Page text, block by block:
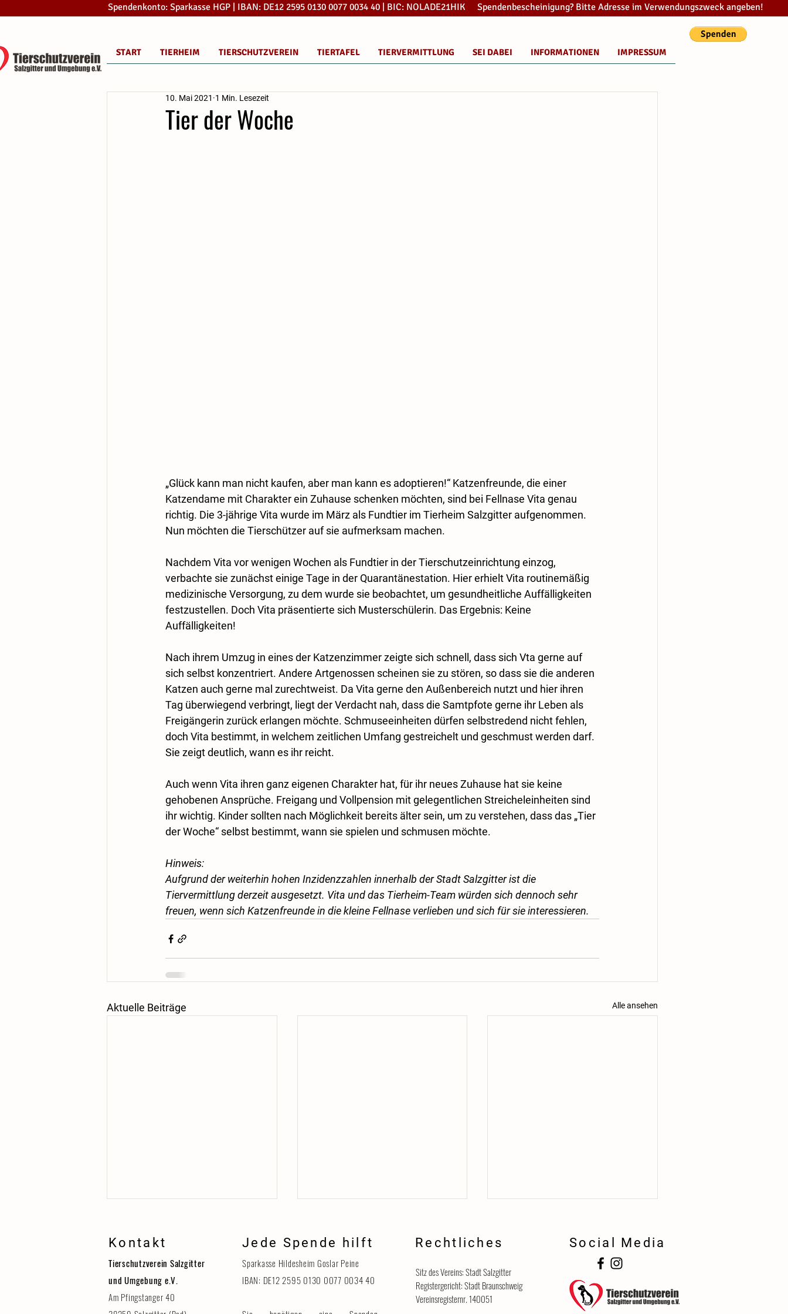
Spendenkonto: Sparkasse HGP | IBAN: DE12 2595 0130 0077 0034 40 | BIC: NOLADE21HIK Spendenbescheinigung? Bitte Adresse im Verwendungszweck angeben!
START TIERHEIM TIERSCHUTZVEREIN TIERTAFEL TIERVERMITTLUNG SEI DABEI INFORMATIONEN IMPRESSUM
Tier der Woche
10. Mai 2021 1 Min. Lesezeit
„Glück kann man nicht kaufen, aber man kann es adoptieren!“ Katzenfreunde, die einer
Katzendame mit Charakter ein Zuhause schenken möchten, sind bei Fellnase Vita genau
richtig. Die 3-jährige Vita wurde im März als Fundtier im Tierheim Salzgitter aufgenommen.
Nun möchten die Tierschützer auf sie aufmerksam machen.
Nachdem Vita vor wenigen Wochen als Fundtier in der Tierschutzeinrichtung einzog,
verbachte sie zunächst einige Tage in der Quarantänestation. Hier erhielt Vita routinemäßig
medizinische Versorgung, zu dem wurde sie beobachtet, um gesundheitliche Auffälligkeiten
festzustellen. Doch Vita präsentierte sich Musterschülerin. Das Ergebnis: Keine
Auffälligkeiten!
Nach ihrem Umzug in eines der Katzenzimmer zeigte sich schnell, dass sich Vta gerne auf
sich selbst konzentriert. Andere Artgenossen scheinen sie zu stören, so dass sie die anderen
Katzen auch gerne mal zurechtweist. Da Vita gerne den Außenbereich nutzt und hier ihren
Tag überwiegend verbringt, liegt der Verdacht nah, dass die Samtpfote gerne ihr Leben als
Freigängerin zurück erlangen möchte. Schmuseeinheiten dürfen selbstredend nicht fehlen,
doch Vita bestimmt, in welchem zeitlichen Umfang gestreichelt und geschmust werden darf.
Sie zeigt deutlich, wann es ihr reicht.
Auch wenn Vita ihren ganz eigenen Charakter hat, für ihr neues Zuhause hat sie keine
gehobenen Ansprüche. Freigang und Vollpension mit gelegentlichen Streicheleinheiten sind
ihr wichtig. Kinder sollten nach Möglichkeit bereits älter sein, um zu verstehen, dass das „Tier
der Woche“ selbst bestimmt, wann sie spielen und schmusen möchte.
Hinweis:
Aufgrund der weiterhin hohen Inzidenzzahlen innerhalb der Stadt Salzgitter ist die
Tiervermittlung derzeit ausgesetzt. Vita und das Tierheim-Team würden sich dennoch sehr
freuen, wenn sich Katzenfreunde in die kleine Fellnase verlieben und sich für sie interessieren.
Aktuelle Beiträge Alle ansehen
Kontakt
Tierschutzverein Salzgitter
und Umgebung e.V.
Am Pfingstanger 40
Jede Spende hilft
Sparkasse Hildesheim Goslar Peine
IBAN: DE12 2595 0130 0077 0034 40
Rechtliches
Sitz des Vereins: Stadt Salzgitter
Registergericht: Stadt Braunschweig
Vereinsregisternr. 140051
Social Media